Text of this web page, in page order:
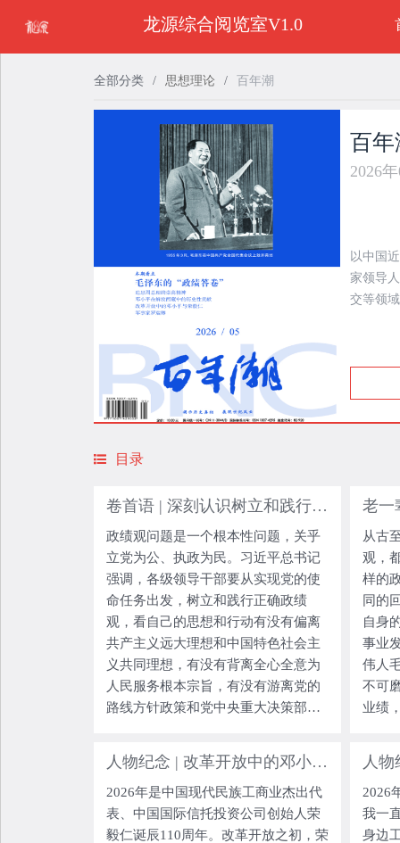
全部分类 / 思想理论 / 百年潮
百年
2026
以中国
家领导
交等领
目录
卷首语 | 深刻认识树立和践行正确政绩观的重大意义
政绩观问题是一个根本性问题，关乎
立党为公、执政为民。习近平总书记
强调，各级领导干部要从实现党的使
命任务出发，树立和践行正确政绩
观，看自己的思想和行动有没有偏离
共产主义远大理想和中国特色社会主
义共同理想，有没有背离全心全意为
人民服务根本宗旨，有没有游离党的
路线方针政策和党中央重大决策部
我的精神境界，心无旁骛推进中国式
现代化。这“四个有没
从古
观，
样的
同的
自身
事业
伟人
不可
业绩
我们
要启
人物纪念 | 改革开放中的邓小平与荣毅仁
2026年是中国现代民族工商业杰出代
表、中国国际信托投资公司创始人荣
毅仁诞辰110周年。改革开放之初，荣
人
2026
我一
身边
龙源综合阅览室V1.0